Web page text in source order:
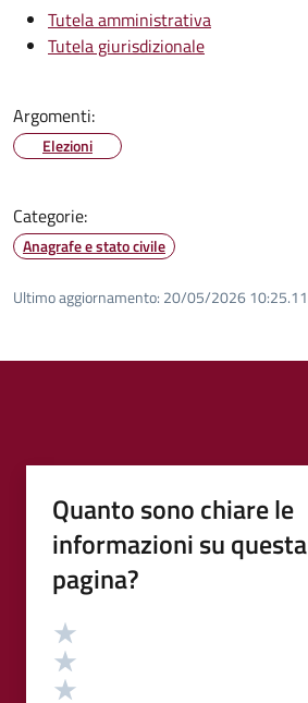
Tutela amministrativa
Tutela giurisdizionale
Argomenti:
Elezioni
Categorie:
Anagrafe e stato civile
Ultimo aggiornamento: 20/05/2026 10:25.11
Quanto sono chiare le
informazioni su questa
pagina?
Valutazione